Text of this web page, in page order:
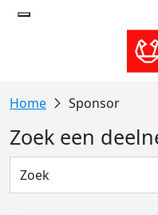
Sponsor
Zoek een